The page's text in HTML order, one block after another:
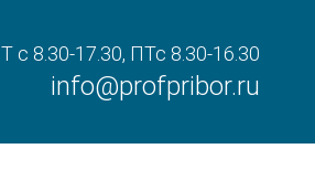
8.30-17.30, ПТс 8.30-16.30
info@profpribor.ru